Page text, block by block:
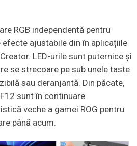
RGB independentă pentru
ajustabile din în aplicațiile
LED-urile sunt puternice și
se strecoare pe sub unele taste
sau deranjantă. Din păcate,
sunt în continuare
veche a gamei ROG pentru
până acum.